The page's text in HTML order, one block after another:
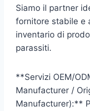
Siamo il partner
fornitore stabile e
inventario di
parassiti.
**Servizi OEM/
Manufacturer /
Manufacturer):**